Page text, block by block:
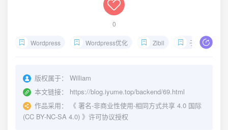
0
Wordpress Wordpress优化 Zibll 子比主题
版权属于：
William
本文链接：
https://blog.iyume.top/backend/69.html
作品采用：
《 署名-非商业性使用-相同方式共享 4.0 国际
(CC BY-NC-SA 4.0) 》许可协议授权